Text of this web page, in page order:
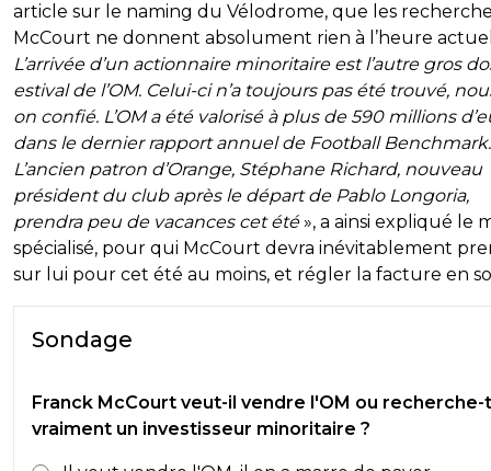
article sur le naming du Vélodrome, que les
McCourt ne donnent absolument rien à l’heure
L’arrivée d’un actionnaire minoritaire est l’autre gros
estival de l’OM. Celui-ci n’a toujours pas été trouvé,
on confié. L’OM a été valorisé à plus de 590 millions
dans le dernier rapport annuel de Football Benchmark.
L’ancien patron d’Orange, Stéphane Richard, nouveau
président du club après le départ de Pablo Longoria,
prendra peu de vacances cet été», a ainsi expliqué le
spécialisé, pour qui McCourt devra inévitablement
sur lui pour cet été au moins, et régler la facture en
Sondage
Franck McCourt veut-il vendre l'OM ou recherche-
vraiment un investisseur minoritaire ?